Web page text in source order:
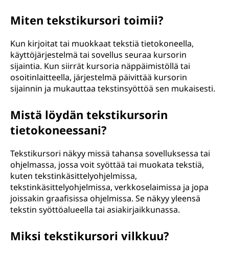
Miten tekstikursori toimii?
Kun kirjoitat tai muokkaat tekstiä tietokoneella,
käyttöjärjestelmä tai sovellus seuraa kursorin
sijaintia. Kun siirrät kursoria näppäimistöllä tai
osoitinlaitteella, järjestelmä päivittää kursorin
sijainnin ja mukauttaa tekstinsyöttöä sen mukaisesti.
Mistä löydän tekstikursorin
tietokoneessani?
Tekstikursori näkyy missä tahansa sovelluksessa tai
ohjelmassa, jossa voit syöttää tai muokata tekstiä,
kuten tekstinkäsittelyohjelmissa,
tekstinkäsittelyohjelmissa, verkkoselaimissa ja jopa
joissakin graafisissa ohjelmissa. Se näkyy yleensä
tekstin syöttöalueella tai asiakirjaikkunassa.
Miksi tekstikursori vilkkuu?